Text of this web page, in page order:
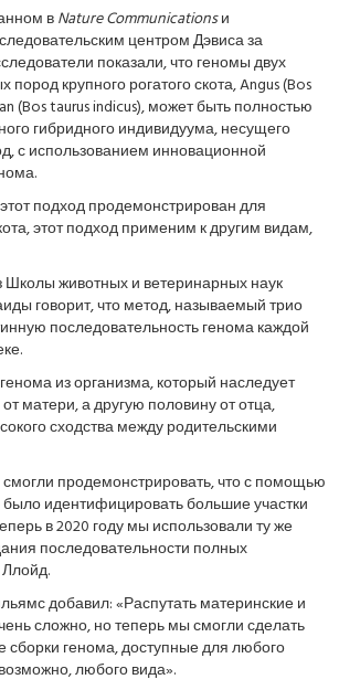
вNature Communicationsи
центром Дэвиса за
показали, что геномы двух
крупного рогатого скота, Angus (Bos
(Bos taurus indicus), может быть полностью
гибридного индивидуума, несущего
с использованием инновационной
подход продемонстрирован для
этот подход применим к другим видам,
Школы животных и ветеринарных наук
говорит, что метод, называемый трио
последовательность генома каждой
из организма, который наследует
матери, а другую половину от отца,
сходства между родительскими
продемонстрировать, что с помощью
идентифицировать большие участки
в 2020 году мы использовали ту же
последовательности полных
добавил: «Распутать материнские и
сложно, но теперь мы смогли сделать
сборки генома, доступные для любого
любого вида».